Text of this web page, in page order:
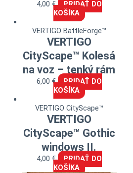
4,00 €
PRIDAŤ DO
KOŠÍKA
VERTIGO BattleForge™
VERTIGO
CityScape™ Kolesá
na voz – tenký rám
6,00 €
PRIDAŤ DO
KOŠÍKA
VERTIGO CityScape™
VERTIGO
CityScape™ Gothic
windows II.
4,00 €
PRIDAŤ DO
KOŠÍKA